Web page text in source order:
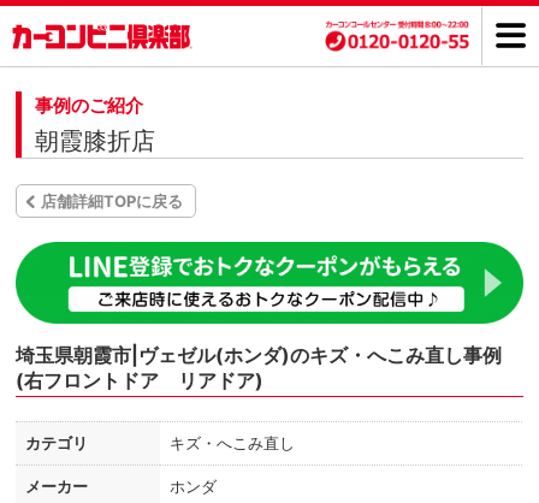
事例のご紹介
朝霞膝折店
店舗詳細TOPに戻る
埼玉県朝霞市|ヴェゼル(ホンダ)のキズ・へこみ直し事例
(右フロントドア リアドア)
カテゴリ キズ・へこみ直し
メーカー ホンダ